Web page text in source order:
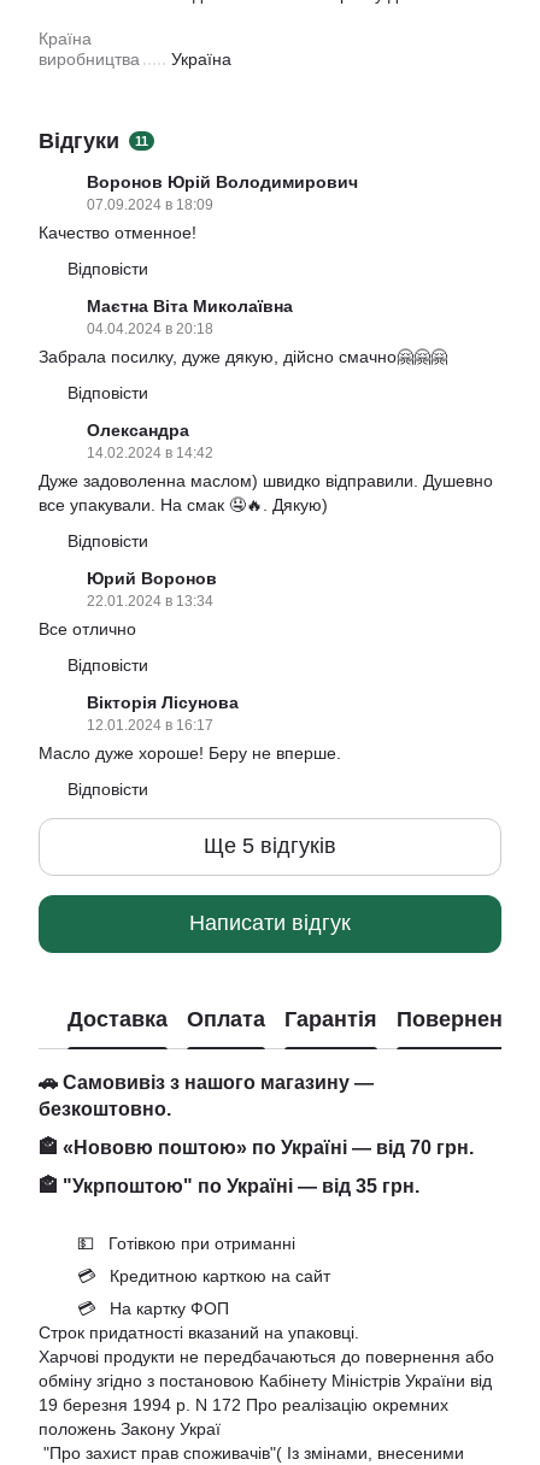
Країна
виробництва
Україна
Відгуки 11
Воронов Юрій Володимирович
07.09.2024 в 18:09
Качество отменное!
Відповісти
Маєтна Віта Миколаївна
04.04.2024 в 20:18
Забрала посилку, дуже дякую, дійсно смачно🤗🤗🤗
Відповісти
Олександра
14.02.2024 в 14:42
Дуже задоволенна маслом) швидко відправили. Душевно
все упакували. На смак 🤤🔥. Дякую)
Відповісти
Юрий Воронов
22.01.2024 в 13:34
Все отлично
Відповісти
Вікторія Лісунова
12.01.2024 в 16:17
Масло дуже хороше! Беру не вперше.
Відповісти
Ще 5 відгуків
Написати відгук
Доставка Оплата Гарантія Повернення
🚗 Самовивіз з нашого магазину —
безкоштовно.
🏤 «Нововю поштою» по Україні — від 70 грн.
🏤 "Укрпоштою" по Україні — від 35 грн.
💵 Готівкою при отриманні
💳 Кредитною карткою на сайт
💳 На картку ФОП
Строк придатності вказаний на упаковці.
Харчові продукти не передбачаються до повернення або
обміну згідно з постановою Кабінету Міністрів України від
19 березня 1994 р. N 172 Про реалізацію окремних
положень Закону Украї
"Про захист прав споживачів"( Із змінами, внесеними